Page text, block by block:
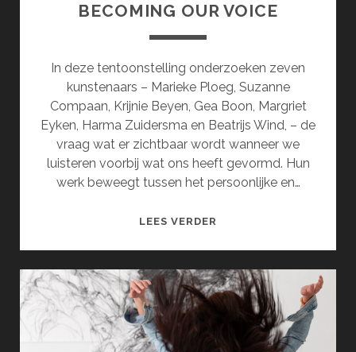
BECOMING OUR VOICE
In deze tentoonstelling onderzoeken zeven
kunstenaars – Marieke Ploeg, Suzanne
Compaan, Krijnie Beyen, Gea Boon, Margriet
Eyken, Harma Zuidersma en Beatrijs Wind, – de
vraag wat er zichtbaar wordt wanneer we
luisteren voorbij wat ons heeft gevormd. Hun
werk beweegt tussen het persoonlijke en…
LEES VERDER